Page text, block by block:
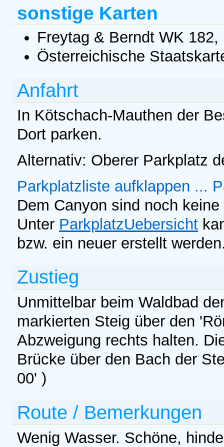
sonstige Karten
Freytag & Berndt WK
Österreichische
Anfahrt
In Kötschach-Mauthen der
Dort parken.
Alternativ: Oberer Parkplatz
Parkplatzliste aufklappen ...
Dem Canyon sind noch
Unter ParkplatzUebersicht
bzw. ein neuer erstellt
Zustieg
Unmittelbar beim Waldbad
markierten Steig über den
Abzweigung rechts halten.
Brücke über den Bach der
00' )
Route / Bemerkungen
Wenig Wasser. Schöne,